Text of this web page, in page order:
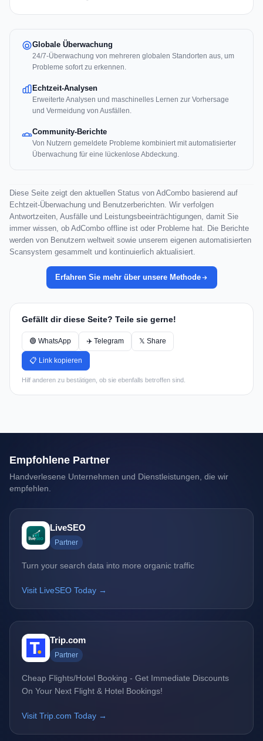
Globale Überwachung
24/7-Überwachung von mehreren globalen Standorten aus, um
Probleme sofort zu erkennen.
Echtzeit-Analysen
Erweiterte Analysen und maschinelles Lernen zur Vorhersage
und Vermeidung von Ausfällen.
Community-Berichte
Von Nutzern gemeldete Probleme kombiniert mit automatisierter
Überwachung für eine lückenlose Abdeckung.
Diese Seite zeigt den aktuellen Status von AdCombo basierend auf
Echtzeit-Überwachung und Benutzerberichten. Wir verfolgen
Antwortzeiten, Ausfälle und Leistungsbeeinträchtigungen, damit Sie
immer wissen, ob AdCombo offline ist oder Probleme hat. Die Berichte
werden von Benutzern weltweit sowie unserem eigenen automatisierten
Scansystem gesammelt und kontinuierlich aktualisiert.
Erfahren Sie mehr über unsere Methode
Gefällt dir diese Seite? Teile sie gerne!
🟢 WhatsApp ✈️ Telegram 𝕏 Share
📋 Link kopieren
Hilf anderen zu bestätigen, ob sie ebenfalls betroffen sind.
Empfohlene Partner
Handverlesene Unternehmen und Dienstleistungen, die wir
empfehlen.
LiveSEO
Partner
Turn your search data into more organic traffic
Visit LiveSEO Today →
Trip.com
Partner
Cheap Flights/Hotel Booking - Get Immediate Discounts
On Your Next Flight & Hotel Bookings!
Visit Trip.com Today →